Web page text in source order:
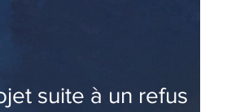
suite à un refus